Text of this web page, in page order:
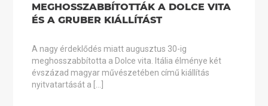
MEGHOSSZABBÍTOTTÁK A DOLCE VITA
ÉS A GRUBER KIÁLLÍTÁST
A nagy érdeklődés miatt augusztus 30-ig
meghosszabbította a Dolce vita. Itália élménye két
évszázad magyar művészetében című kiállítás
nyitvatartását a […]